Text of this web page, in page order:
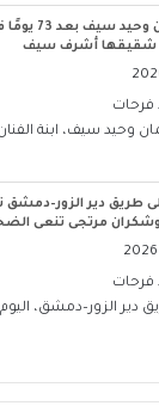
وفاة
شقيقها أشرف سيف
وحيد سيف، ابنة
مرتجى تنعى